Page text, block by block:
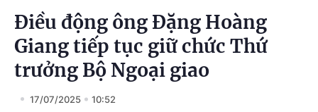
Điều động ông Đặng Hoàng
Giang tiếp tục giữ chức Thứ
trưởng Bộ Ngoại giao
17/07/2025 10:52